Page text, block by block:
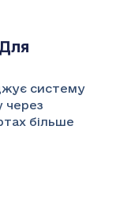
систему
через
більше